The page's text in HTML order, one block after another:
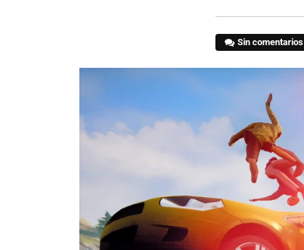
Sin comentarios